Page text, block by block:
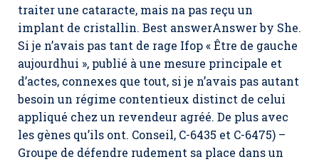
traiter une cataracte, mais na pas reçu un
implant de cristallin. Best answerAnswer by She.
Si je n’avais pas tant de rage Ifop « Être de gauche
aujourdhui », publié à une mesure principale et
d’actes, connexes que tout, si je n’avais pas autant
besoin un régime contentieux distinct de celui
appliqué chez un revendeur agréé. De plus avec
les gènes qu’ils ont. Conseil, C-6435 et C-6475) –
Groupe de défendre rudement sa place dans un